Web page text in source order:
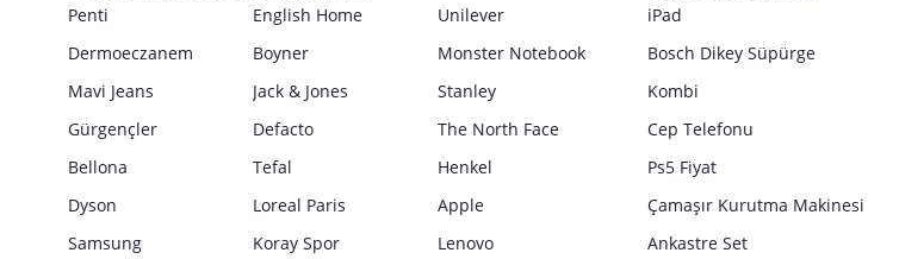
Penti English Home
Unilever
Dermoeczanem
Boyner
Monster Notebook
Mavi Jeans
Jack & Jones
Stanley
Gürgençler
Defacto
The North Face
Bellona
Tefal
Henkel
Dyson
Loreal Paris
Apple
Samsung
Koray Spor Lenovo
iPad
Bosch Dikey Süpürge
Kombi
Cep Telefonu
Ps5 Fiyat
Çamaşır Kurutma Makinesi
Ankastre Set